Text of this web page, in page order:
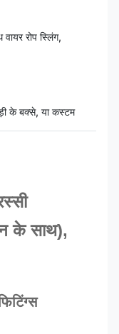
रोप स्लिंग,
के बक्से, या कस्टम
के साथ),